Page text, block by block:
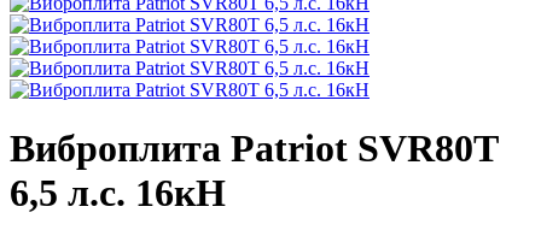
Виброплита Patriot SVR80T
6,5 л.с. 16кН